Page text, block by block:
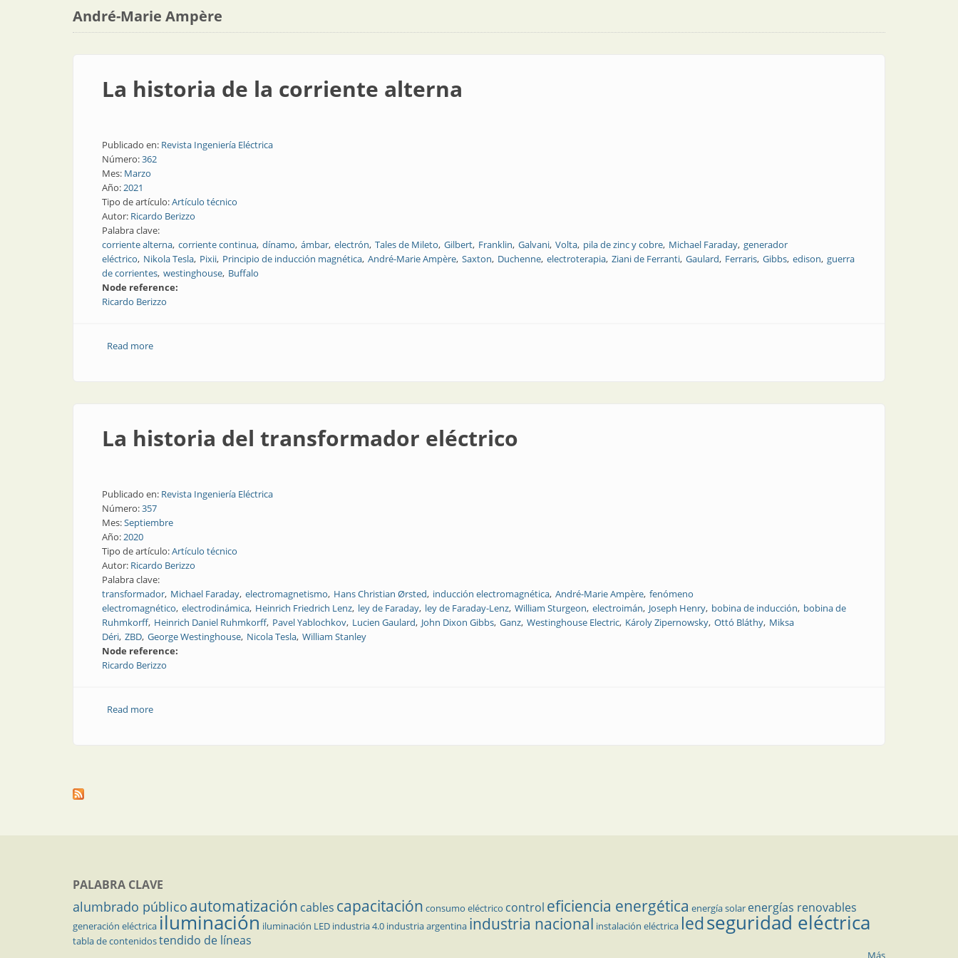
André-Marie Ampère
La historia de la corriente alterna
Publicado en: Revista Ingeniería Eléctrica
Número:362
Mes: Marzo
Año:2021
Tipo de artículo:Artículo técnico
Autor: Ricardo Berizzo
Palabra clave:
corriente alterna corriente continua dínamo ámbar electrón Tales de Mileto Gilbert Franklin Galvani Volta pila de zinc y cobre Michael Faraday generador
eléctrico Nikola Tesla Pixii Principio de inducción magnética André-Marie Ampère Saxton Duchenne electroterapia Ziani de Ferranti Gaulard Ferraris Gibbs edison guerra
de corrientes westinghouse Buffalo
Node reference:
Ricardo Berizzo
Read moreabout La historia de la corriente alterna
La historia del transformador eléctrico
Publicado en: Revista Ingeniería Eléctrica
Número:357
Mes:Septiembre
Año:2020
Tipo de artículo:Artículo técnico
Autor: Ricardo Berizzo
Palabra clave:
transformador Michael Faraday electromagnetismo Hans Christian Ørsted inducción electromagnética André-Marie Ampère fenómeno
electromagnético electrodinámica Heinrich Friedrich Lenz ley de Faraday ley de Faraday-Lenz William Sturgeon electroimán Joseph Henry bobina de inducción bobina de
Ruhmkorff Heinrich Daniel Ruhmkorff Pavel Yablochkov Lucien Gaulard John Dixon Gibbs Ganz Westinghouse Electric Károly Zipernowsky Ottó Bláthy Miksa
Déri ZBD George Westinghouse Nicola Tesla William Stanley
Node reference:
Ricardo Berizzo
Read moreabout La historia del transformador eléctrico
PALABRA CLAVE
alumbrado público automatización cables capacitación consumo eléctrico control eficiencia energética energía solar energías renovables
generación eléctrica iluminación iluminación LED industria 4.0 industria argentina industria nacional instalación eléctrica ledseguridad eléctrica
tabla de contenidostendido de líneas
Más